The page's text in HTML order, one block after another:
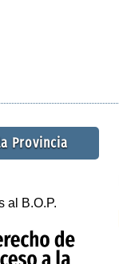
Provincia
al B.O.P.